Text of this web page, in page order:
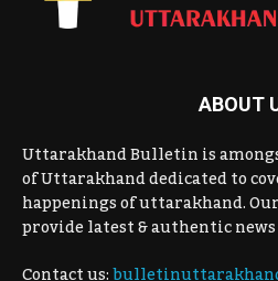
ABOUT
Uttarakhand Bulletin is
of Uttarakhand dedicated to
happenings of uttarakhand.
provide latest & authentic